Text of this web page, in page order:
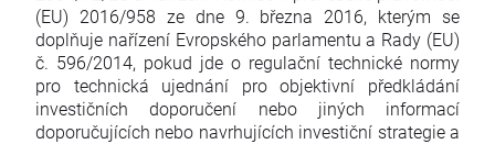
(EU) 2016/958 ze dne 9. března 2016, kterým se
doplňuje nařízení Evropského parlamentu a Rady (EU)
č. 596/2014, pokud jde o regulační technické normy
pro technická ujednání pro objektivní předkládání
investičních doporučení nebo jiných informací
doporučujících nebo navrhujících investiční strategie a